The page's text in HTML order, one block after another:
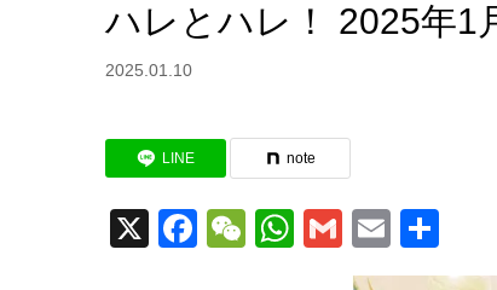
ハレとハレ！ 2025年1
2025.01.10
LINE note
X Facebook
WeChat
WhatsApp
GmailEmail
有